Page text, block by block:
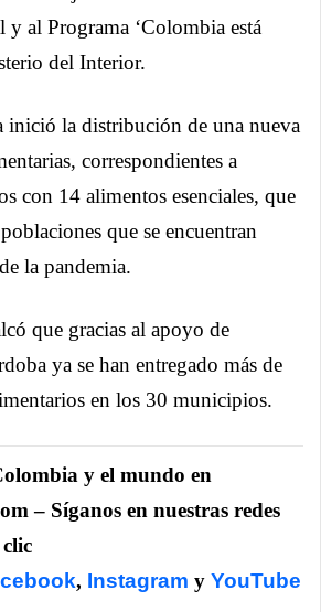
al Programa ‘Colombia está
del Interior.
inició la distribución de una nueva
correspondientes a
con 14 alimentos esenciales, que
que se encuentran
la pandemia.
que gracias al apoyo de
ya se han entregado más de
en los 30 municipios.
y el mundo en
– Síganos en nuestras redes
, Instagram y YouTube